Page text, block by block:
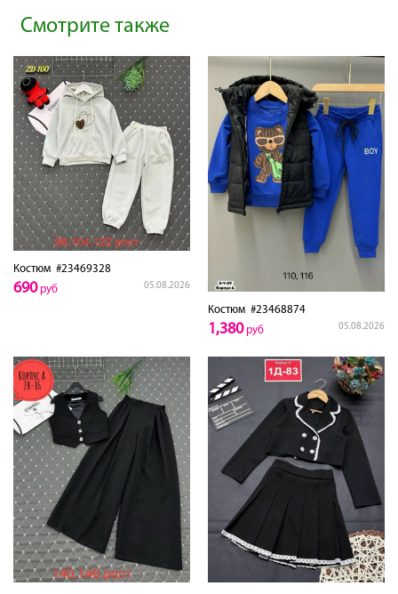
Смотрите также
Костюм #23469328
05.08.2026
690руб
Костюм #23468874
05.08.2026
1,380руб